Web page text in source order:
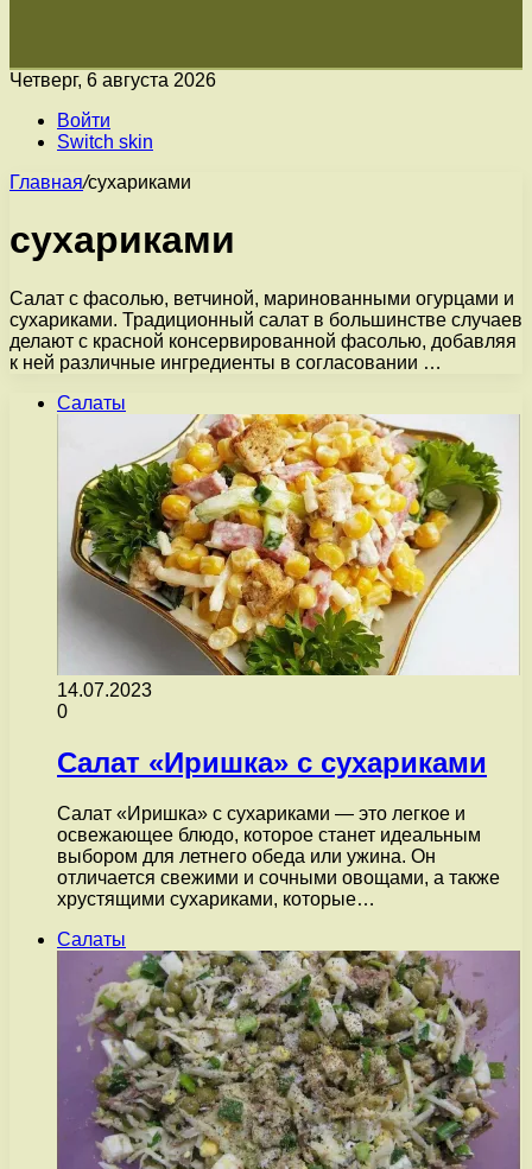
Четверг, 6 августа 2026
Войти
Switch skin
Главная/сухариками
сухариками
Салат с фасолью, ветчиной, маринованными огурцами и
сухариками. Традиционный салат в большинстве случаев
делают с красной консервированной фасолью, добавляя
к ней различные ингредиенты в согласовании …
Салаты
14.07.2023
0
Салат «Иришка» с сухариками
Салат «Иришка» с сухариками — это легкое и
освежающее блюдо, которое станет идеальным
выбором для летнего обеда или ужина. Он
отличается свежими и сочными овощами, а также
хрустящими сухариками, которые…
Салаты